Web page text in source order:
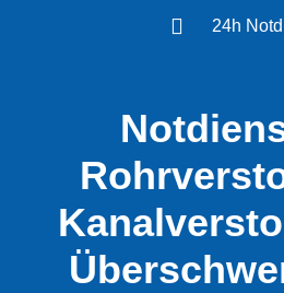
24h